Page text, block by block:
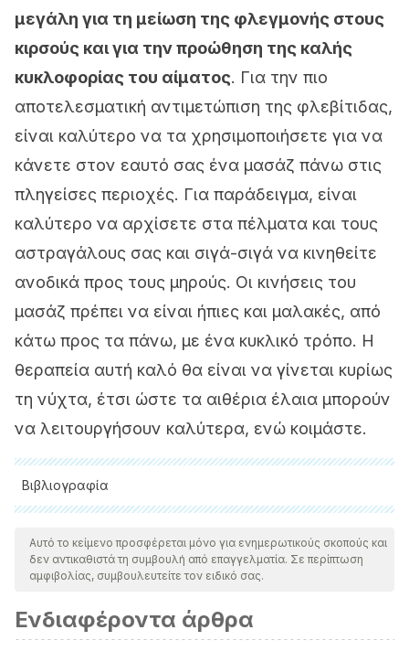
μεγάλη για τη μείωση της φλεγμονής στους
κιρσούς και για την προώθηση της καλής
κυκλοφορίας του αίματος. Για την πιο
αποτελεσματική αντιμετώπιση της φλεβίτιδας,
είναι καλύτερο να τα χρησιμοποιήσετε για να
κάνετε στον εαυτό σας ένα μασάζ πάνω στις
πληγείσες περιοχές. Για παράδειγμα, είναι
καλύτερο να αρχίσετε στα πέλματα και τους
αστραγάλους σας και σιγά-σιγά να κινηθείτε
ανοδικά προς τους μηρούς. Οι κινήσεις του
μασάζ πρέπει να είναι ήπιες και μαλακές, από
κάτω προς τα πάνω, με ένα κυκλικό τρόπο. Η
θεραπεία αυτή καλό θα είναι να γίνεται κυρίως
τη νύχτα, έτσι ώστε τα αιθέρια έλαια μπορούν
να λειτουργήσουν καλύτερα, ενώ κοιμάστε.
Βιβλιογραφία
Όλες οι παραθέτονται πηγές ελέγχθηκαν προσεκτικά από
την ομάδα μας για να διασφαλιστεί η ποιότητα, η
αξιοπιστία, η επικαιρότητα και η εγκυρότητά τους. Η
επιστημονικά ακριβής.
Antani, M. R., & Dattilo, J. B. Varicose Veins. 2017.
Αυτό το κείμενο προσφέρεται μόνο για ενημερωτικούς σκοπούς και
δεν αντικαθιστά τη συμβουλή από επαγγελματία. Σε περίπτωση
αμφιβολίας, συμβουλευτείτε τον ειδικό σας.
Ενδιαφέροντα άρθρα